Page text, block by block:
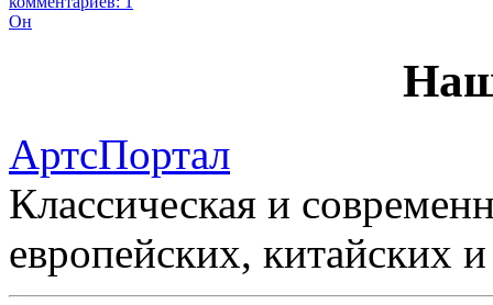
Он
АртсПортал
Классическая и
европейских, китайских